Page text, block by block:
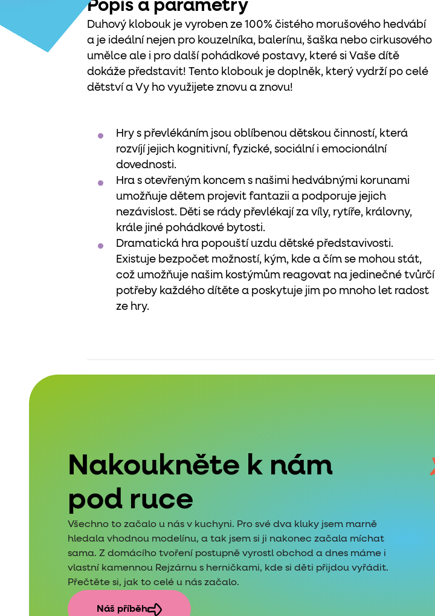
Popis a parametry
Duhový klobouk je vyroben ze 100% čistého morušového hedvábí
a je ideální nejen pro kouzelníka, balerínu, šaška nebo cirkusového
umělce ale i pro další pohádkové postavy, které si Vaše dítě
dokáže představit! Tento klobouk je doplněk, který vydrží po celé
dětství a Vy ho využijete znovu a znovu!
Hry s převlékáním jsou oblíbenou dětskou činností, která
rozvíjí jejich kognitivní, fyzické, sociální i emocionální
dovednosti.
Hra s otevřeným koncem s našimi hedvábnými korunami
umožňuje dětem projevit fantazii a podporuje jejich
nezávislost. Děti se rády převlékají za víly, rytíře, královny,
krále jiné pohádkové bytosti.
Dramatická hra popouští uzdu dětské představivosti.
Existuje bezpočet možností, kým, kde a čím se mohou stát,
což umožňuje našim kostýmům reagovat na jedinečné tvůrčí
potřeby každého dítěte a poskytuje jim po mnoho let radost
ze hry.
Nakoukněte k nám
pod ruce
Všechno to začalo u nás v kuchyni. Pro své dva kluky jsem marně
hledala vhodnou modelínu, a tak jsem si ji nakonec začala míchat
sama. Z domácího tvoření postupně vyrostl obchod a dnes máme i
vlastní kamennou Rejzárnu s herničkami, kde si děti přijdou vyřádit.
Přečtěte si, jak to celé u nás začalo.
Náš příběh